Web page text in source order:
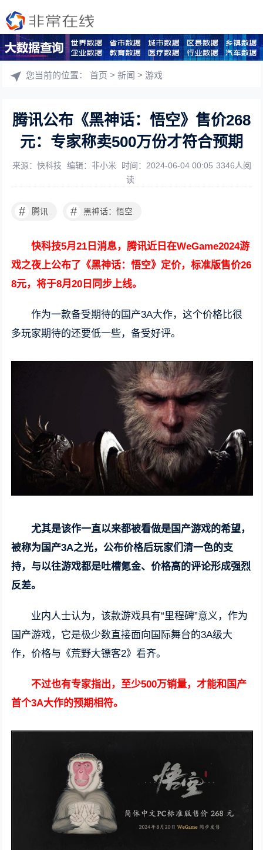
您当前的位置：首页 >新闻 > 游戏
腾讯公布《黑神话：悟空》售价268
元：专家称卖500万份才符合预期
来源：快科技 编辑：非小米 时间：2024-06-04 00:05 3346人阅
读
# 腾讯 # 黑神话：悟空
快科技5月21日消息，腾讯近日在WeGame2024游
戏之夜上公布了《黑神话：悟空》定价，标准版售价26
8元，将于8月20日同步上线。
作为一款备受期待的国产3A大作，这个价格比很
多玩家期待的还要低一些，备受好评。
尤其是该作一直以来都被看做是国产游戏的希望，
被称为国产3A之光，公布价格后玩家们清一色的支
持，与以往游戏都是吐槽氪金、价格高的评论形成强烈
反差。
业内人士认为，该款游戏具有“里程碑”意义，作为
国产游戏，它是极少数直接面向国际舞台的3A级大
作，价格与《荒野大镖客2》看齐。
不过也有专家指出，至少500万销量，才能和国产
首个3A大作的预期相符。